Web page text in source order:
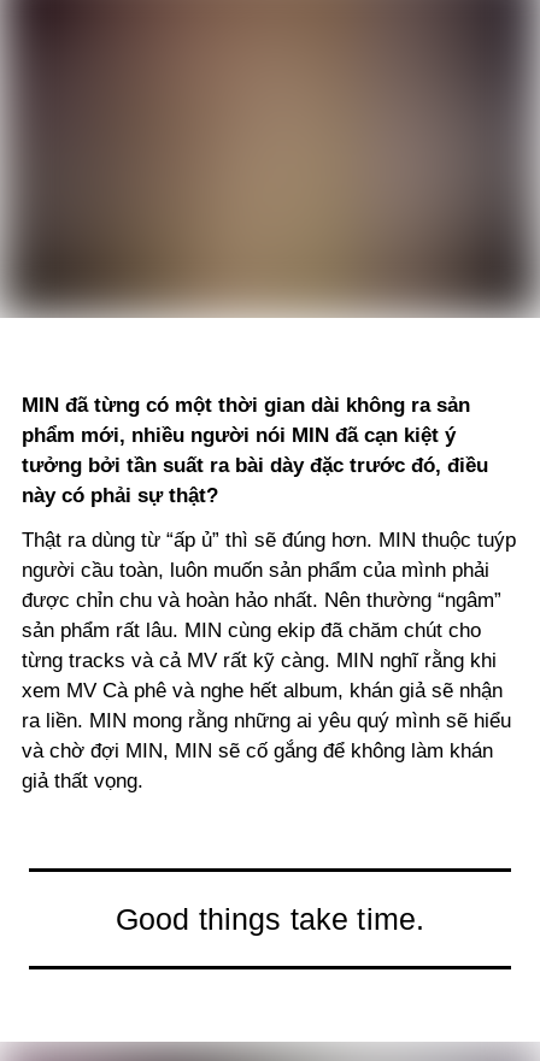
MIN đã từng có một thời gian dài không ra sản
phẩm mới, nhiều người nói MIN đã cạn kiệt ý
tưởng bởi tần suất ra bài dày đặc trước đó, điều
này có phải sự thật?
Thật ra dùng từ “ấp ủ” thì sẽ đúng hơn. MIN thuộc tuýp
người cầu toàn, luôn muốn sản phẩm của mình phải
được chỉn chu và hoàn hảo nhất. Nên thường “ngâm”
sản phẩm rất lâu. MIN cùng ekip đã chăm chút cho
từng tracks và cả MV rất kỹ càng. MIN nghĩ rằng khi
xem MV Cà phê và nghe hết album, khán giả sẽ nhận
ra liền. MIN mong rằng những ai yêu quý mình sẽ hiểu
và chờ đợi MIN, MIN sẽ cố gắng để không làm khán
giả thất vọng.
Good things take time.